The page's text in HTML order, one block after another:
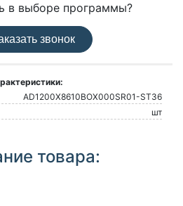
в выборе программы?
звонок
AD1200Х8610BOX000SR01-ST36
шт
товара: